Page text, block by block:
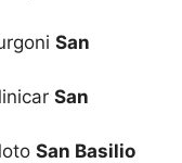
San
San
San Basilio